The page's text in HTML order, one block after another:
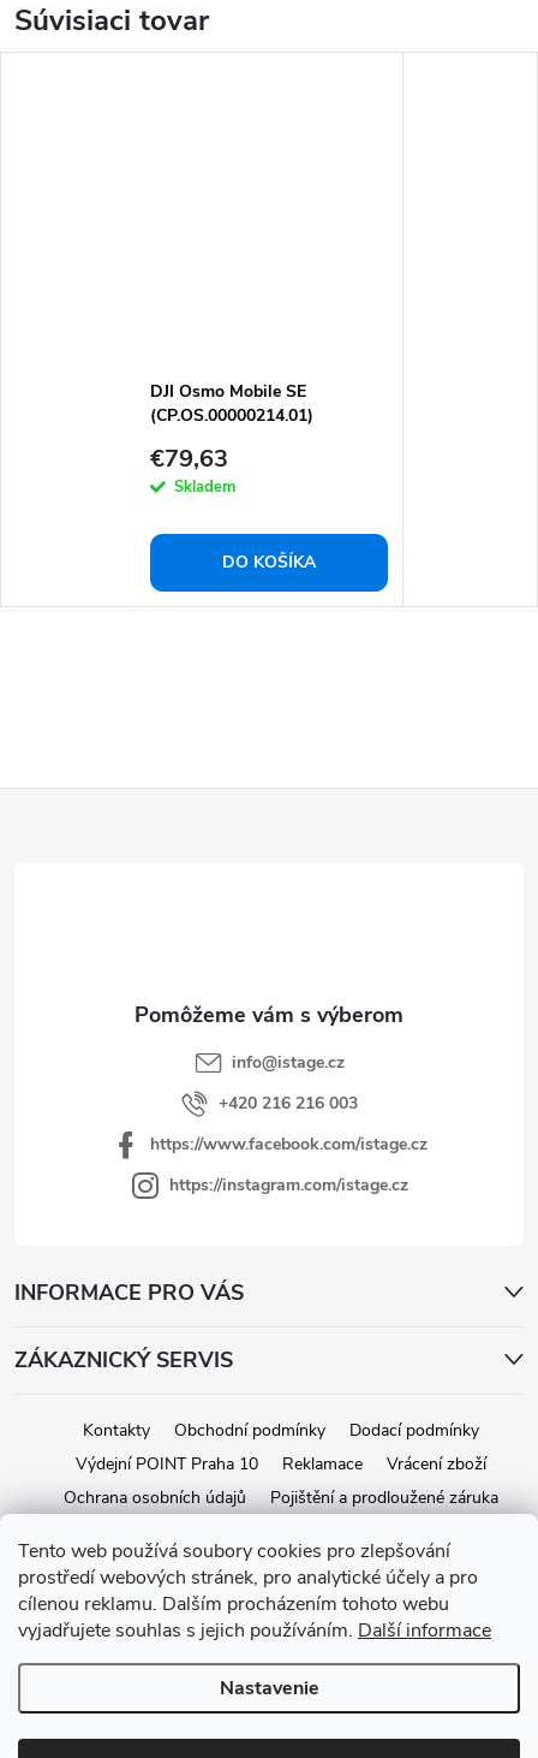
Tento web používá soubory cookies pro zlepšování
prostředí webových stránek, pro analytické účely a pro
cílenou reklamu. Dalším procházením tohoto webu
vyjadřujete souhlas s jejich používáním. Další informace
Nastavenie
Súvisiaci tovar
DJI Osmo Mobile SE
(CP.OS.00000214.01)
€79,63
Skladem
DO KOŠÍKA
info@istage.cz
+420 216 216 003
https://www.facebook.com/istage.cz
https://instagram.com/istage.cz
INFORMACE PRO VÁS
ZÁKAZNICKÝ SERVIS
Kontakty Obchodní podmínky
Dodací podmínky
Výdejní POINT Praha 10
Reklamace
Vrácení zboží
Ochrana osobních údajů
Pojištění a prodloužené záruka
Vytvoril Shoptet
Copyright 2026iStage.cz. Všetky práva vyhradené. Upraviť nastavenie
cookies